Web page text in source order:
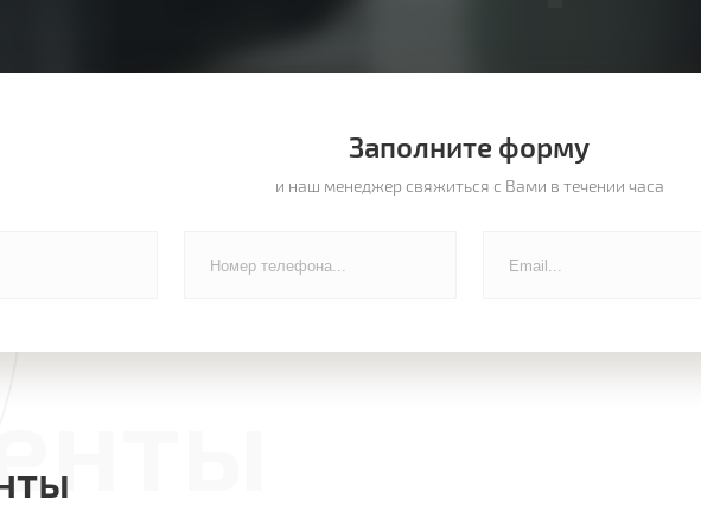
Заполните форму
и наш менеджер свяжиться с Вами в течении часа